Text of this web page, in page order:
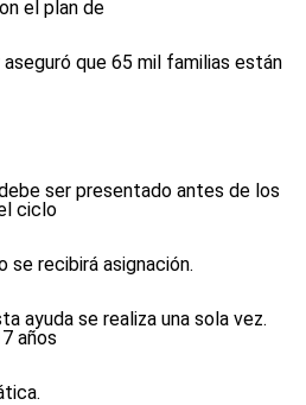
el plan de
aseguró que 65 mil familias están
ser presentado antes de los
ciclo
se recibirá asignación.
ayuda se realiza una sola vez.
años